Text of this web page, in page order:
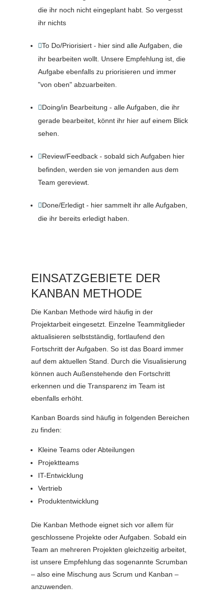
die ihr noch nicht eingeplant habt. So vergesst
ihr nichts
To Do/Priorisiert - hier sind alle Aufgaben, die
ihr bearbeiten wollt. Unsere Empfehlung ist, die
Aufgabe ebenfalls zu priorisieren und immer
"von oben" abzuarbeiten.
Doing/in Bearbeitung - alle Aufgaben, die ihr
gerade bearbeitet, könnt ihr hier auf einem Blick
sehen.
Review/Feedback - sobald sich Aufgaben hier
befinden, werden sie von jemanden aus dem
Team gereviewt.
Done/Erledigt - hier sammelt ihr alle Aufgaben,
die ihr bereits erledigt haben.
EINSATZGEBIETE DER
KANBAN METHODE
Die Kanban Methode wird häufig in der
Projektarbeit eingesetzt. Einzelne Teammitglieder
aktualisieren selbstständig, fortlaufend den
Fortschritt der Aufgaben. So ist das Board immer
auf dem aktuellen Stand. Durch die Visualisierung
können auch Außenstehende den Fortschritt
erkennen und die Transparenz im Team ist
ebenfalls erhöht.
Kanban Boards sind häufig in folgenden Bereichen
zu finden:
Kleine Teams oder Abteilungen
Projektteams
IT-Entwicklung
Vertrieb
Produktentwicklung
Die Kanban Methode eignet sich vor allem für
geschlossene Projekte oder Aufgaben. Sobald ein
Team an mehreren Projekten gleichzeitig arbeitet,
ist unsere Empfehlung das sogenannte Scrumban
– also eine Mischung aus Scrum und Kanban –
anzuwenden.